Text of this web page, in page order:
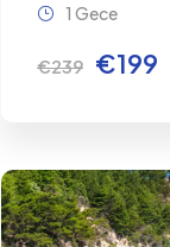
€239 €199
1 Gece